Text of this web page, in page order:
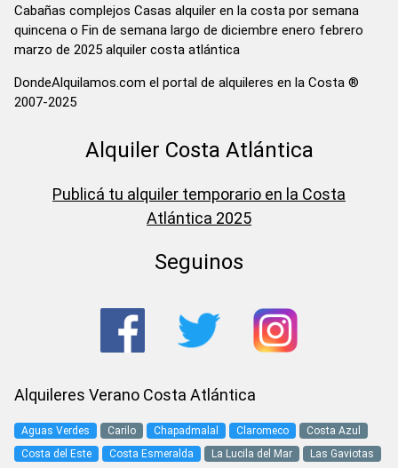
Cabañas complejos Casas alquiler en la costa por semana
quincena o Fin de semana largo de diciembre enero febrero
marzo de 2025 alquiler costa atlántica
DondeAlquilamos.com el portal de alquileres en la Costa ®
2007-2025
Alquiler Costa Atlántica
Publicá tu alquiler temporario en la Costa
Atlántica 2025
Seguinos
Alquileres Verano Costa Atlántica
Aguas Verdes Carilo Chapadmalal Claromeco
Costa Azul
Costa del Este
Costa Esmeralda La Lucila del Mar Las Gaviotas